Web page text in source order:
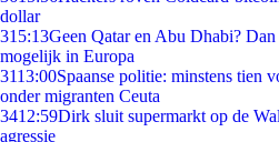
dollar
315:13Geen Qatar en Abu Dhabi?
mogelijk in Europa
3113:00Spaanse politie: minstens tien
onder migranten Ceuta
3412:59Dirk sluit supermarkt op de
agressie